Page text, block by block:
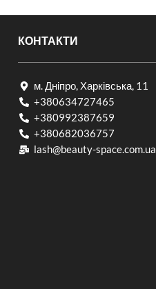
КОНТАКТИ
м. Дніпро, Харківська, 11
+380634727465
+380992387659
+380682036757​
lash@beauty-space.com.ua